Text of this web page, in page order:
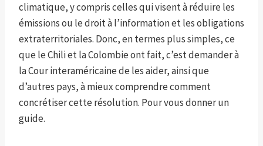
climatique, y compris celles qui visent à réduire les
émissions ou le droit à l’information et les obligations
extraterritoriales. Donc, en termes plus simples, ce
que le Chili et la Colombie ont fait, c’est demander à
la Cour interaméricaine de les aider, ainsi que
d’autres pays, à mieux comprendre comment
concrétiser cette résolution. Pour vous donner un
guide.